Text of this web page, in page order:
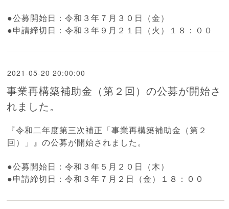
●公募開始日：令和３年７月３０日（金）
●申請締切日：令和３年９月２１日（火）１８：００
2021-05-20 20:00:00
事業再構築補助金（第２回）の公募が開始さ
れました。
『令和二年度第三次補正「事業再構築補助金（第２
回）
」』の公募が開始されました。
●公募開始日：令和３年５月２０日（木）
●申請締切日：令和３年７月２日（金）１８：００